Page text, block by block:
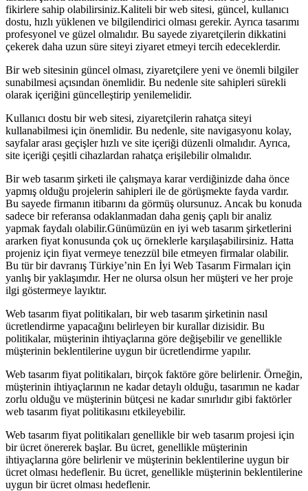
fikirlere sahip olabilirsiniz.Kaliteli bir web sitesi, güncel, kullanıcı
dostu, hızlı yüklenen ve bilgilendirici olması gerekir. Ayrıca tasarımı
profesyonel ve güzel olmalıdır. Bu sayede ziyaretçilerin dikkatini
çekerek daha uzun süre siteyi ziyaret etmeyi tercih edeceklerdir.
Bir web sitesinin güncel olması, ziyaretçilere yeni ve önemli bilgiler
sunabilmesi açısından önemlidir. Bu nedenle site sahipleri sürekli
olarak içeriğini güncelleştirip yenilemelidir.
Kullanıcı dostu bir web sitesi, ziyaretçilerin rahatça siteyi
kullanabilmesi için önemlidir. Bu nedenle, site navigasyonu kolay,
sayfalar arası geçişler hızlı ve site içeriği düzenli olmalıdır. Ayrıca,
site içeriği çeşitli cihazlardan rahatça erişilebilir olmalıdır.
Bir web tasarım şirketi ile çalışmaya karar verdiğinizde daha önce
yapmış olduğu projelerin sahipleri ile de görüşmekte fayda vardır.
Bu sayede firmanın itibarını da görmüş olursunuz. Ancak bu konuda
sadece bir referansa odaklanmadan daha geniş çaplı bir analiz
yapmak faydalı olabilir.Günümüzün en iyi web tasarım şirketlerini
ararken fiyat konusunda çok uç örneklerle karşılaşabilirsiniz. Hatta
projeniz için fiyat vermeye tenezzül bile etmeyen firmalar olabilir.
Bu tür bir davranış Türkiye’nin En İyi Web Tasarım Firmaları için
yanlış bir yaklaşımdır. Her ne olursa olsun her müşteri ve her proje
ilgi göstermeye layıktır.
Web tasarım fiyat politikaları, bir web tasarım şirketinin nasıl
ücretlendirme yapacağını belirleyen bir kurallar dizisidir. Bu
politikalar, müşterinin ihtiyaçlarına göre değişebilir ve genellikle
müşterinin beklentilerine uygun bir ücretlendirme yapılır.
Web tasarım fiyat politikaları, birçok faktöre göre belirlenir. Örneğin,
müşterinin ihtiyaçlarının ne kadar detaylı olduğu, tasarımın ne kadar
zorlu olduğu ve müşterinin bütçesi ne kadar sınırlıdır gibi faktörler
web tasarım fiyat politikasını etkileyebilir.
Web tasarım fiyat politikaları genellikle bir web tasarım projesi için
bir ücret önererek başlar. Bu ücret, genellikle müşterinin
ihtiyaçlarına göre belirlenir ve müşterinin beklentilerine uygun bir
ücret olması hedeflenir. Bu ücret, genellikle müşterinin beklentilerine
uygun bir ücret olması hedeflenir.